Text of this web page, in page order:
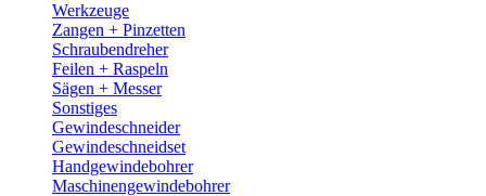
Werkzeuge
Zangen + Pinzetten
Schraubendreher
Feilen + Raspeln
Sägen + Messer
Sonstiges
Gewindeschneider
Gewindeschneidset
Handgewindebohrer
Maschinengewindebohrer